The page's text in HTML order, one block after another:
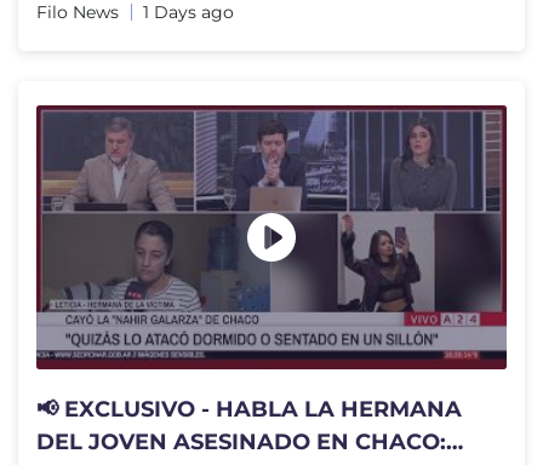
Filo News 1 Days ago
📢 EXCLUSIVO - HABLA LA HERMANA
DEL JOVEN ASESINADO EN CHACO: